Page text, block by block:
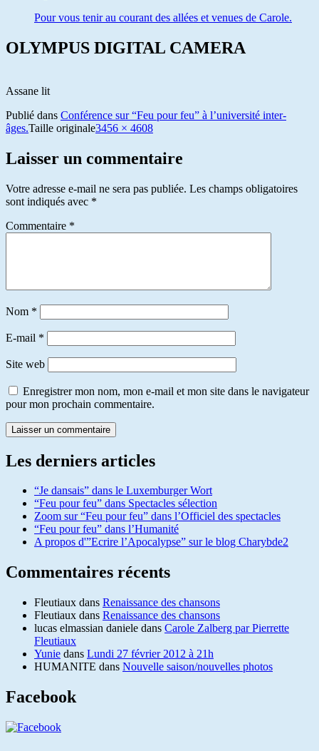
Pour vous tenir au courant des allées et venues de Carole.
OLYMPUS DIGITAL CAMERA
Assane lit
Publié dans Conférence sur “Feu pour feu” à l’université inter-
âges.Taille originale3456 × 4608
Laisser un commentaire
Votre adresse e-mail ne sera pas publiée. Les champs obligatoires
sont indiqués avec *
Commentaire *
Nom *
E-mail *
Site web
Enregistrer mon nom, mon e-mail et mon site dans le navigateur
pour mon prochain commentaire.
Les derniers articles
“Je dansais” dans le Luxemburger Wort
“Feu pour feu” dans Spectacles sélection
Zoom sur “Feu pour feu” dans l’Officiel des spectacles
“Feu pour feu” dans l’Humanité
A propos d'”Ecrire l’Apocalypse” sur le blog Charybde2
Commentaires récents
Fleutiaux dans Renaissance des chansons
Fleutiaux dans Renaissance des chansons
lucas elmassian daniele dans Carole Zalberg par Pierrette
Fleutiaux
Yunie dans Lundi 27 février 2012 à 21h
HUMANITE dans Nouvelle saison/nouvelles photos
Facebook